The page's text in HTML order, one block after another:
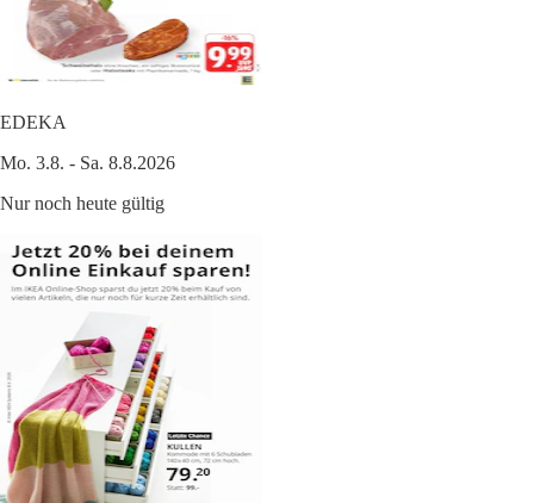
EDEKA
Mo. 3.8. - Sa. 8.8.2026
Nur noch heute gültig